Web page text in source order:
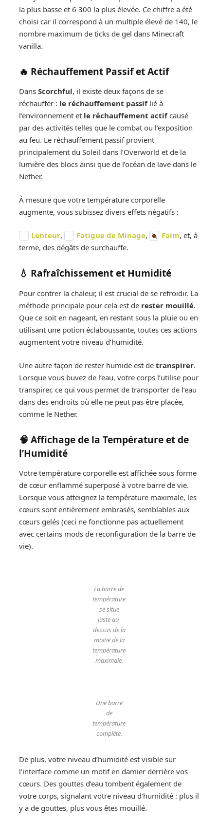
la plus basse et 6 300 la plus élevée. Ce chiffre a été
choisi car il correspond à un multiple élevé de 140, le
nombre maximum de ticks de gel dans Minecraft
vanilla.
🔥 Réchauffement Passif et Actif
Dans Scorchful, il existe deux façons de se
réchauffer : le réchauffement passiflié à
l’environnement et le réchauffement actifcausé
par des activités telles que le combat ou l’exposition
au feu. Le réchauffement passif provient
principalement du Soleil dans l’Overworld et de la
lumière des blocs ainsi que de l’océan de lave dans le
Nether.
À mesure que votre température corporelle
augmente, vous subissez divers effets négatifs :
Lenteur, Fatigue de Minage, Faim, et, à
terme, des dégâts de surchauffe.
💧 Rafraîchissement et Humidité
Pour contrer la chaleur, il est crucial de se refroidir. La
méthode principale pour cela est de rester mouillé.
Que ce soit en nageant, en restant sous la pluie ou en
utilisant une potion éclaboussante, toutes ces actions
augmentent votre niveau d’humidité.
Une autre façon de rester humide est de transpirer.
Lorsque vous buvez de l’eau, votre corps l’utilise pour
transpirer, ce qui vous permet de transporter de l’eau
dans des endroits où elle ne peut pas être placée,
comme le Nether.
🧠 Affichage de la Température et de
l’Humidité
Votre température corporelle est affichée sous forme
de cœur enflammé superposé à votre barre de vie.
Lorsque vous atteignez la température maximale, les
cœurs sont entièrement embrasés, semblables aux
cœurs gelés (ceci ne fonctionne pas actuellement
avec certains mods de reconfiguration de la barre de
vie).
La barre de
température
se situe
juste au-
dessus de la
moitié de la
température
maximale.
Une barre
de
température
complète.
De plus, votre niveau d’humidité est visible sur
l’interface comme un motif en damier derrière vos
cœurs. Des gouttes d’eau tombent également de
votre corps, signalant votre niveau d’humidité : plus il
y a de gouttes, plus vous êtes mouillé.